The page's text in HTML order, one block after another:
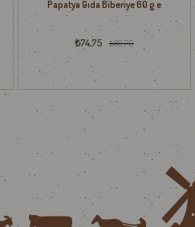
Papatya Gıda Biberiye 60 g e
₺74,75 ₺89,70